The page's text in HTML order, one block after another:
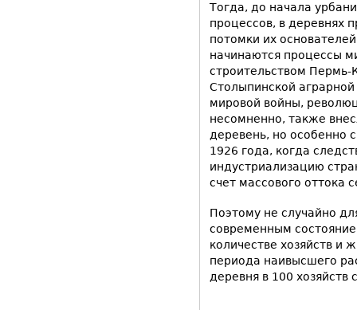
Тогда, до начала
процессов, в деревнях
потомки их
начинаются процессы
строительством Пермь-
Столыпинской
мировой войны,
несомненно, также
деревень, но особенно
1926 года, когда
индустриализацию
счет массового оттока
Поэтому не случайно
современным
количестве хозяйств и
периода наивысшего
деревня в 100 хозяйств